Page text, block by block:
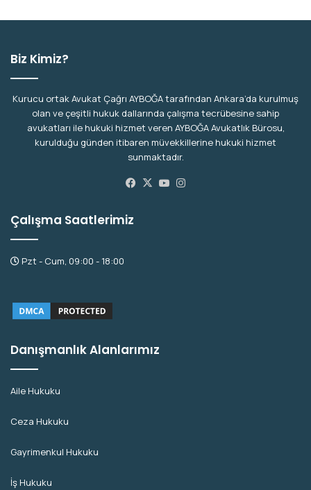
Biz Kimiz?
Kurucu ortak Avukat Çağrı AYBOĞA tarafından Ankara’da kurulmuş
olan ve çeşitli hukuk dallarında çalışma tecrübesine sahip
avukatları ile hukuki hizmet veren AYBOĞA Avukatlık Bürosu,
kurulduğu günden itibaren müvekkillerine hukuki hizmet
sunmaktadır.
Facebook
X YouTube
Çalışma Saatlerimiz
Pzt - Cum, 09:00 - 18:00
Danışmanlık Alanlarımız
Aile Hukuku
Ceza Hukuku
Gayrimenkul Hukuku
İş Hukuku